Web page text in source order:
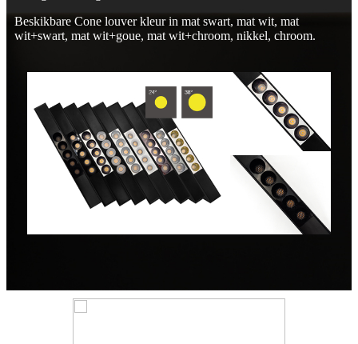
Beskikbare Cone louver kleur in mat swart, mat wit, mat
wit+swart, mat wit+goue, mat wit+chroom, nikkel, chroom.